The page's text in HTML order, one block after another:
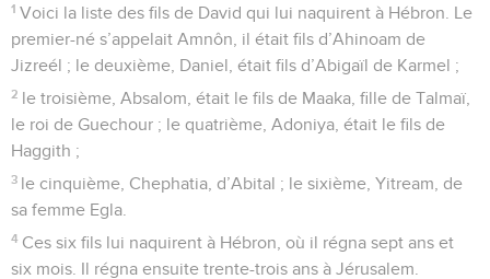
1 Voici la liste des fils de David qui lui naquirent à Hébron. Le
premier-né s’appelait Amnôn, il était fils d’Ahinoam de
Jizreél ; le deuxième, Daniel, était fils d’Abigaïl de Karmel ;
2 le troisième, Absalom, était le fils de Maaka, fille de Talmaï,
le roi de Guechour ; le quatrième, Adoniya, était le fils de
Haggith ;
3 le cinquième, Chephatia, d’Abital ; le sixième, Yitream, de
sa femme Egla.
4 Ces six fils lui naquirent à Hébron, où il régna sept ans et
six mois. Il régna ensuite trente-trois ans à Jérusalem.